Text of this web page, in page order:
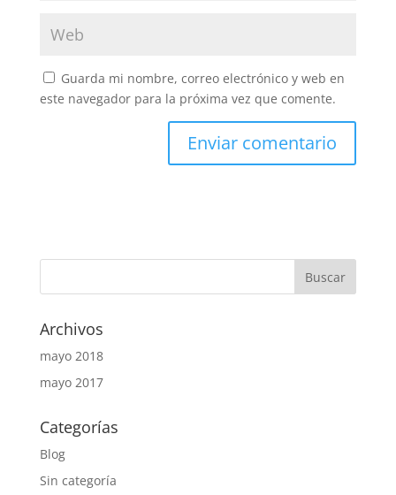
Guarda mi nombre, correo electrónico y web en
este navegador para la próxima vez que comente.
Archivos
mayo 2018
mayo 2017
Categorías
Blog
Sin categoría